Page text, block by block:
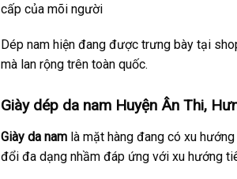
cấp của mõi người
Dép nam hiện đang được trưng bày tại
mà lan rộng trên toàn quốc.
Giày dép da nam Huyện Ân Thi,
Giày da namlà mặt hàng đang có xu
đổi đa dạng nhầm đáp ứng với xu hướng